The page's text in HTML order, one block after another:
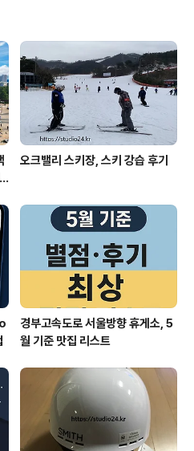
을 받기 위해 필요
경우, 그동안 납부
받는 금액을 말합
유:가입기간 10년
최소 가입기간을
오크밸리 스키장, 스키 강습 후기
경부고속도로 서울방향 휴게소, 5
월 기준 맛집 리스트